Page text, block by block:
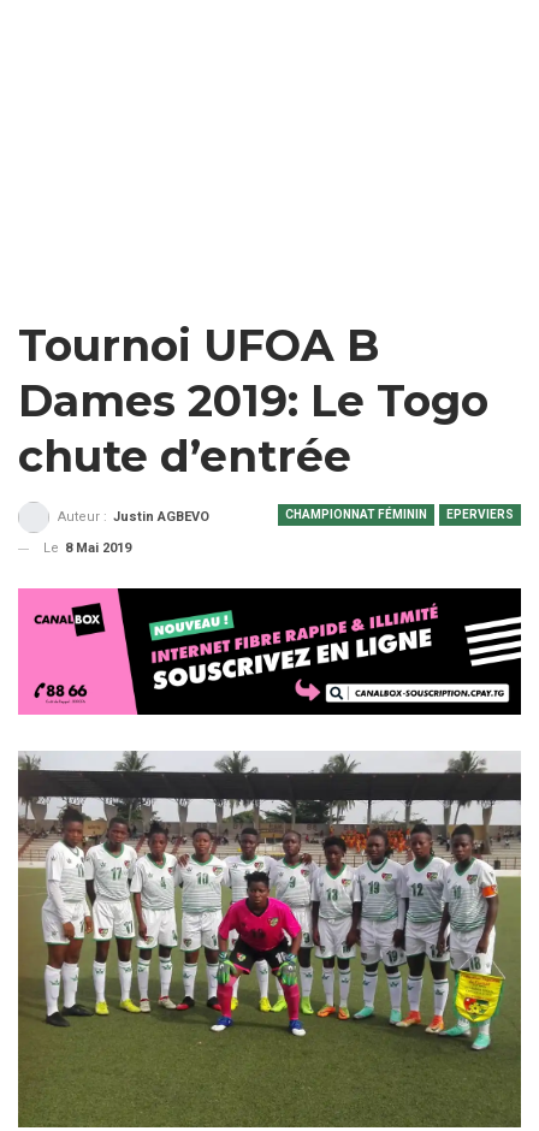
Tournoi UFOA B
Dames 2019: Le Togo
chute d’entrée
CHAMPIONNAT FÉMININ EPERVIERS
Auteur : Justin AGBEVO
Le 8 Mai 2019